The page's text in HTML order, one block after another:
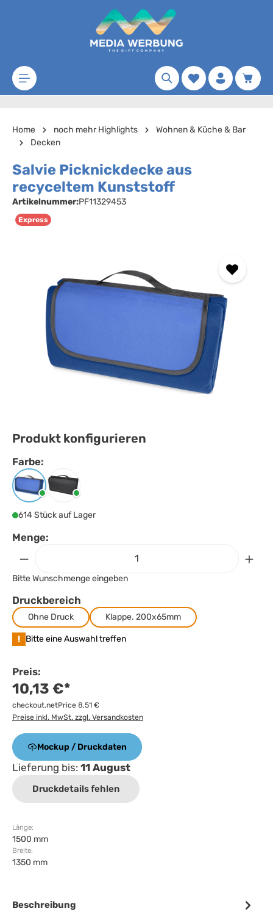
Zum Hauptinhalt springen
Merkzettel
Home noch mehr Highlights
Wohnen & Küche & Bar
Decken
Salvie Picknickdecke aus
recyceltem Kunststoff
Artikelnummer:PF11329453
Express
Produkt konfigurieren
Farbe:
Farbeauswählen
RoyalblauSchwarz
614 Stück auf Lager
Menge:
Bitte Wunschmenge eingeben
Druckbereich
Ohne Druck Klappe. 200x65mm
! Bitte eine Auswahl treffen
Preis:
10,13 €*
checkout.netPrice 8,51 €
Preise inkl. MwSt. zzgl. Versandkosten
Mockup / Druckdaten
Lieferung bis: 11 August
Druckdetails fehlen
Länge:
1500 mm
Breite:
1350 mm
Beschreibung